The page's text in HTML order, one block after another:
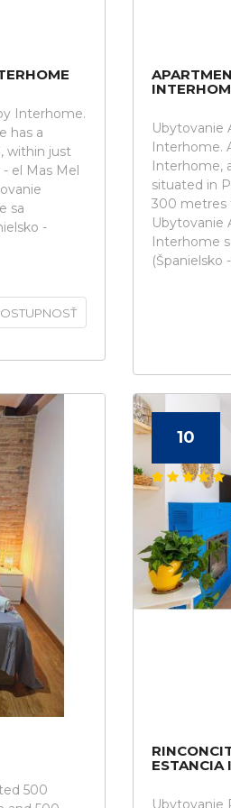
Interhome.
has a
within just
el Mas Mel
sa
-
Ubytovanie
Interhome.
Interhome,
situated in
300 metres
Ubytovanie
Interhome
(Španielsko
500
10
ESTANCIA
Ubytovanie